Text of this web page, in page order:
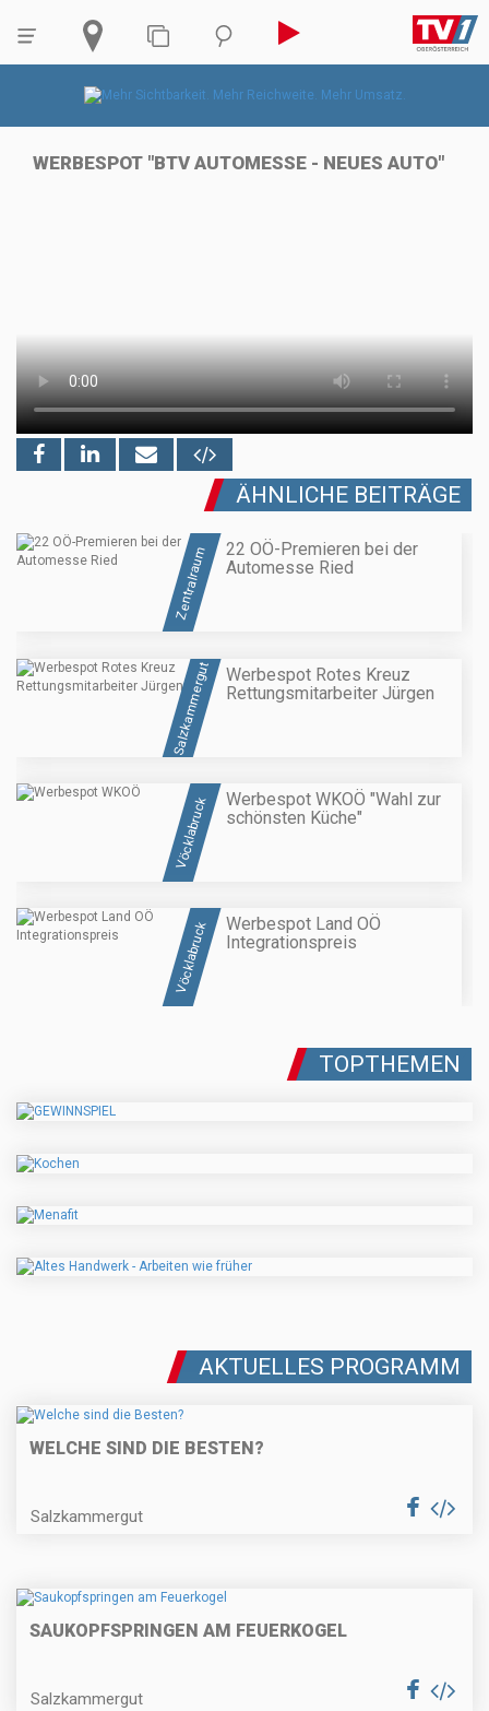
WERBESPOT "BTV AUTOMESSE - NEUES AUTO"
ÄHNLICHE BEITRÄGE
Zentralraum
22 OÖ-Premieren bei der
Automesse Ried
Salzkammergut
Werbespot Rotes Kreuz
Rettungsmitarbeiter Jürgen
Vöcklabruck
Werbespot WKOÖ "Wahl zur
schönsten Küche"
Vöcklabruck
Werbespot Land OÖ
Integrationspreis
TOPTHEMEN
AKTUELLES PROGRAMM
WELCHE SIND DIE BESTEN?
Salzkammergut
SAUKOPFSPRINGEN AM FEUERKOGEL
Salzkammergut